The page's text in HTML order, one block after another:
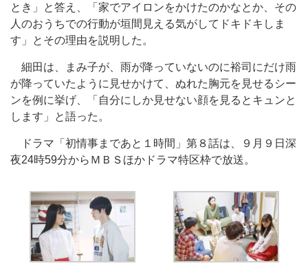
とき」と答え、「家でアイロンをかけたのかなとか、その
人のおうちでの行動が垣間見える気がしてドキドキしま
す」とその理由を説明した。
細田は、まみ子が、雨が降っていないのに裕司にだけ雨
が降っていたように見せかけて、ぬれた胸元を見せるシー
ンを例に挙げ、「自分にしか見せない顔を見るとキュンと
します」と語った。
ドラマ「初情事まであと１時間」第８話は、９月９日深
夜24時59分からＭＢＳほかドラマ特区枠で放送。